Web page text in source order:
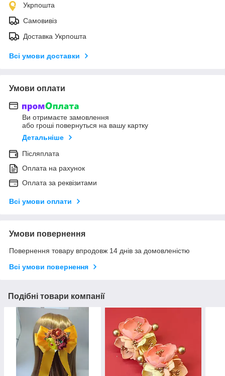
Укрпошта
Самовивіз
Доставка Укрпошта
Всі умови доставки
Умови оплати
Ви отримаєте замовлення
або гроші повернуться на вашу картку
Детальніше
Післяплата
Оплата на рахунок
Оплата за реквізитами
Всі умови оплати
Умови повернення
Повернення товару впродовж 14 днів за домовленістю
Всі умови повернення
Подібні товари компанії